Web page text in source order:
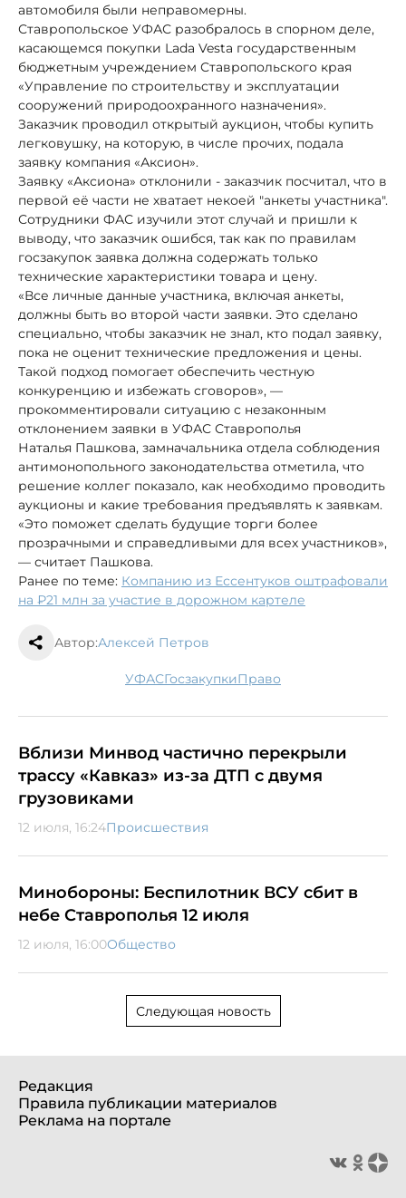
автомобиля были неправомерны.
Ставропольское УФАС разобралось в спорном деле,
касающемся покупки Lada Vesta государственным
бюджетным учреждением Ставропольского края
«Управление по строительству и эксплуатации
сооружений природоохранного назначения».
Заказчик проводил открытый аукцион, чтобы купить
легковушку, на которую, в числе прочих, подала
заявку компания «Аксион».
Заявку «Аксиона» отклонили - заказчик посчитал, что в
первой её части не хватает некоей "анкеты участника".
Сотрудники ФАС изучили этот случай и пришли к
выводу, что заказчик ошибся, так как по правилам
госзакупок заявка должна содержать только
технические характеристики товара и цену.
«Все личные данные участника, включая анкеты,
должны быть во второй части заявки. Это сделано
специально, чтобы заказчик не знал, кто подал заявку,
пока не оценит технические предложения и цены.
Такой подход помогает обеспечить честную
конкуренцию и избежать сговоров», —
прокомментировали ситуацию с незаконным
отклонением заявки в УФАС Ставрополья
Наталья Пашкова, замначальника отдела соблюдения
антимонопольного законодательства отметила, что
решение коллег показало, как необходимо проводить
аукционы и какие требования предъявлять к заявкам.
«Это поможет сделать будущие торги более
прозрачными и справедливыми для всех участников»,
— считает Пашкова.
Ранее по теме: Компанию из Ессентуков оштрафовали
на ₽21 млн за участие в дорожном картеле
Автор:Алексей Петров
УФАС госзакупки право
Вблизи Минвод частично перекрыли
трассу «Кавказ» из-за ДТП с двумя
грузовиками
12 июля, 16:24Происшествия
Минобороны: Беспилотник ВСУ сбит в
небе Ставрополья 12 июля
12 июля, 16:00Общество
Следующая новость
Редакция
Правила публикации материалов
Реклама на портале